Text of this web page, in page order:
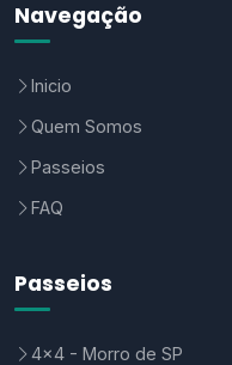
Navegação
Inicio
Quem Somos
Passeios
FAQ
Passeios
4x4 - Morro de SP